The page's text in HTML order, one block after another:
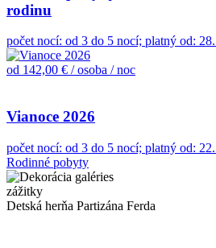
rodinu
počet nocí: od 3 do 5 nocí; platný od:
od 142,00 € / osoba / noc
Vianoce 2026
počet nocí: od 3 do 5 nocí; platný od:
Rodinné pobyty
zážitky
Detská herňa Partizána Ferda